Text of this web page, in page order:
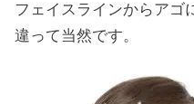
フェイスラインからアゴ
違って当然です。